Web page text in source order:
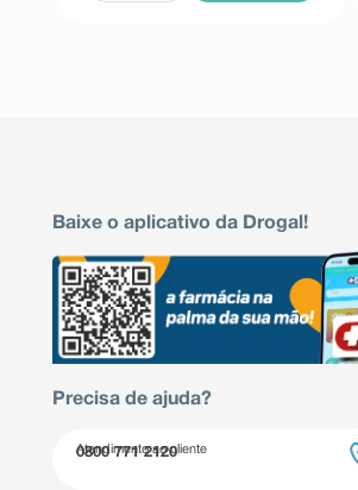
Baixe o aplicativo da Drogal!
Precisa de ajuda?
Atendimento ao cliente
0800 771 2120